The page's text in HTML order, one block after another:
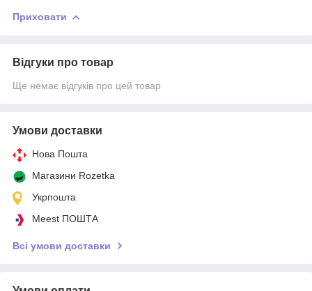
Приховати
Відгуки про товар
Ще немає відгуків про цей товар
Умови доставки
Нова Пошта
Магазини Rozetka
Укрпошта
Meest ПОШТА
Всі умови доставки